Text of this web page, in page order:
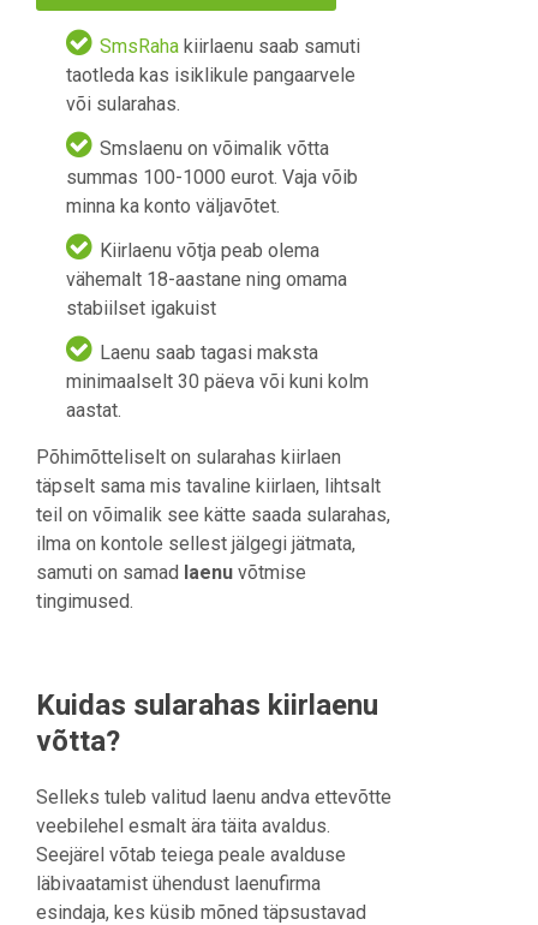
SmsRaha kiirlaenu saab samuti
taotleda kas isiklikule pangaarvele
või sularahas.
Smslaenu on võimalik võtta
summas 100-1000 eurot. Vaja võib
minna ka konto väljavõtet.
Kiirlaenu võtja peab olema
vähemalt 18-aastane ning omama
stabiilset igakuist
Laenu saab tagasi maksta
minimaalselt 30 päeva või kuni kolm
aastat.
Põhimõtteliselt on sularahas kiirlaen
täpselt sama mis tavaline kiirlaen, lihtsalt
teil on võimalik see kätte saada sularahas,
ilma on kontole sellest jälgegi jätmata,
samuti on samad laenu võtmise
tingimused.
Kuidas sularahas kiirlaenu
võtta?
Selleks tuleb valitud laenu andva ettevõtte
veebilehel esmalt ära täita avaldus.
Seejärel võtab teiega peale avalduse
läbivaatamist ühendust laenufirma
esindaja, kes küsib mõned täpsustavad